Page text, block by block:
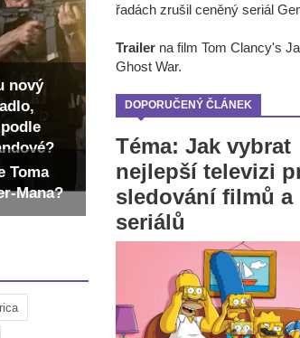
nový
Toma
Mana?
řadách zrušil ceněný seriál
Trailer na film Tom Clancy's
Ghost War.
DOPORUČENÝ ČLÁNEK
Téma: Jak vybrat
nejlepší televizi
sledování filmů a
seriálů